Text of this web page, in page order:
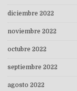
diciembre 2022
noviembre 2022
octubre 2022
septiembre 2022
agosto 2022